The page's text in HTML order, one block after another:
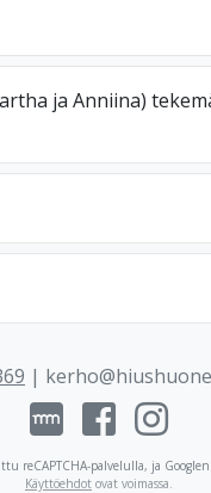
ja Anniina)
|
reCAPTCHA-palvelulla, ja Googlen
Käyttöehdot ovat voimassa.